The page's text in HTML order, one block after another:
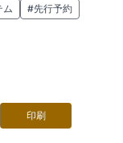
ム
#先行予約
印刷